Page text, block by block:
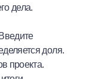
дела.
доля.
проекта.